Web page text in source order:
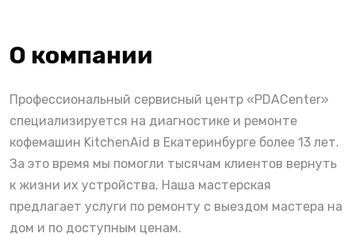
О компании
Профессиональный сервисный центр «PDACenter»
специализируется на диагностике и ремонте
кофемашин KitchenAid в Екатеринбурге более 13 лет.
За это время мы помогли тысячам клиентов вернуть
к жизни их устройства. Наша мастерская
предлагает услуги по ремонту с выездом мастера на
дом и по доступным ценам.